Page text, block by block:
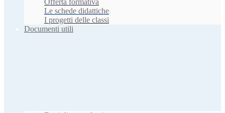
Offerta formativa
Le schede didattiche
I progetti delle classi
Documenti utili